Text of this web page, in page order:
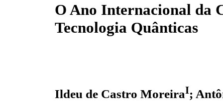
O Ano Internacional da
Tecnologia Quânticas
Ildeu de Castro MoreiraI;